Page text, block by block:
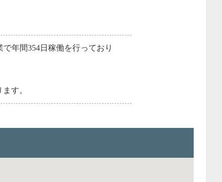
年間354日稼働を行っており
す。